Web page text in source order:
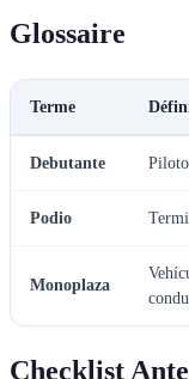
Glossaire
Terme
Debutante
Podio
Monoplaza
Checklist